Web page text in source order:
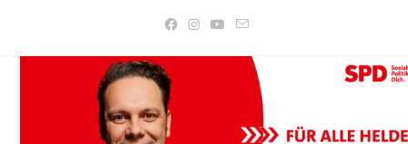
springen